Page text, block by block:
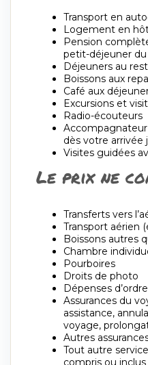
Transport en
Logement en
Pension
petit-déjeuner du
Déjeuners au
Boissons aux
Café aux
Excursions et
Radio-écouteurs
Accompagnateur
dès votre arrivée
Visites guidées
Le prix ne
Transferts vers
Transport aérien
Boissons autres
Chambre
Pourboires
Droits de photo
Dépenses
Assurances du
assistance,
voyage,
Autres
Tout autre
compris ou